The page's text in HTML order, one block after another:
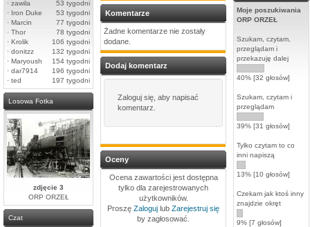
· zawila
53 tygodni
· Iron Duke
53 tygodni
· Marcin
77 tygodni
· Thor
78 tygodni
· Krolik
106 tygodni
· donitzz
132 tygodni
· Maryoush
154 tygodni
· dar7914
196 tygodni
· ted 197 tygodni
Losowa Fotka
zdjęcie 3
ORP ORZEŁ
Czat
Komentarze
Żadne komentarze nie zostały
dodane.
Dodaj komentarz
Zaloguj się, aby napisać
komentarz.
Oceny
Ocena zawartości jest dostępna
tylko dla zarejestrowanych
użytkowników.
Proszę Zaloguj lub Zarejestruj się
by zagłosować.
Moje poszukiwania
ORP ORZEŁ
Szukam, czytam,
przeglądam i
przekazuję dalej
40% [32 głosów]
Szukam, czytam i
przeglądam
39% [31 głosów]
Tylko czytam to co
inni napiszą
13% [10 głosów]
Czekam jak ktoś inny
znajdzie okręt
9% [7 głosów]